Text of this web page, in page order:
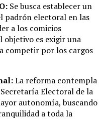
Se busca establecer un
padrón electoral en las
a los comicios
objetivo es exigir una
competir por los cargos
La reforma contempla
Electoral de la
autonomía, buscando
a toda la